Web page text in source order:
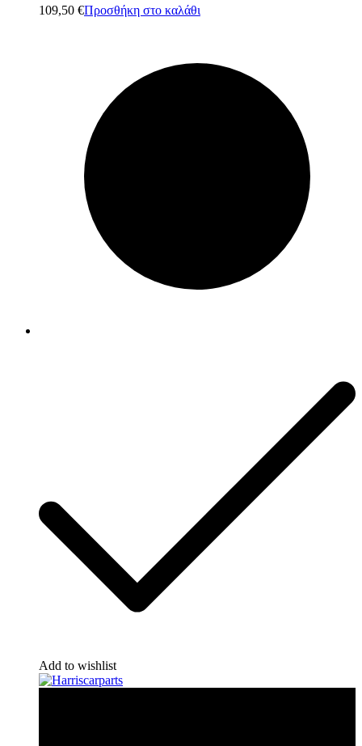
109,50 €Προσθήκη στο καλάθι
Add to wishlist